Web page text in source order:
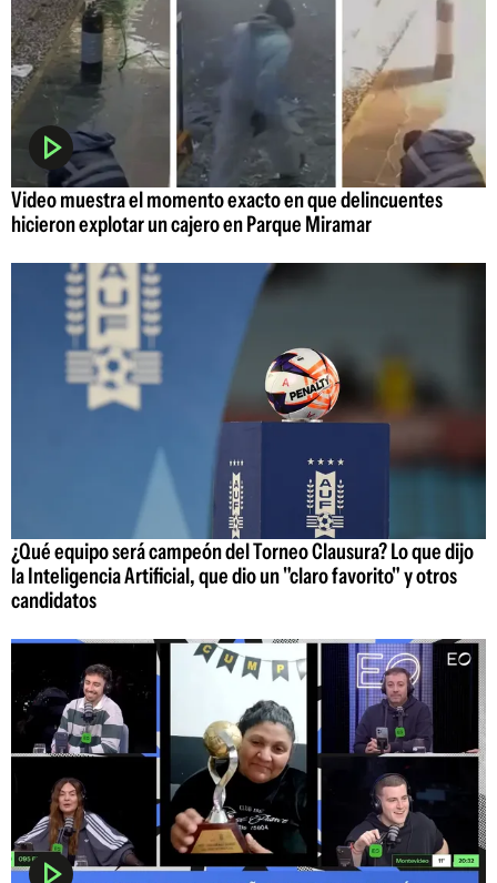
Video muestra el momento exacto en que delincuentes
hicieron explotar un cajero en Parque Miramar
¿Qué equipo será campeón del Torneo Clausura? Lo que dijo
la Inteligencia Artificial, que dio un "claro favorito" y otros
candidatos